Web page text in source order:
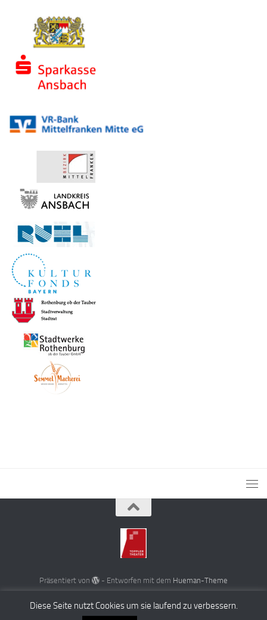
Präsentiert von - Entworfen mit dem Hueman-Theme
Diese Seite nutzt Cookies um sie laufend zu verbessern.